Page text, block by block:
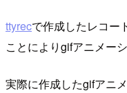
ttyrecで作成したレコー
ことによりgifアニメー
実際に作成したgifアニ